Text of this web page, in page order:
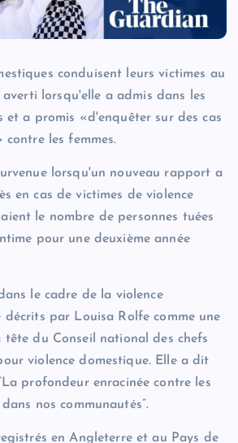
conduisent leurs victimes au
lorsqu'elle a admis dans les
et a promis «d'enquêter sur des cas
contre les femmes.
lorsqu'un nouveau rapport a
en cas de victimes de violence
le nombre de personnes tuées
pour une deuxième année
le cadre de la violence
par Louisa Rolfe comme une
tête du Conseil national des chefs
violence domestique. Elle a dit
profondeur enracinée contre les
nos communautés”.
en Angleterre et au Pays de